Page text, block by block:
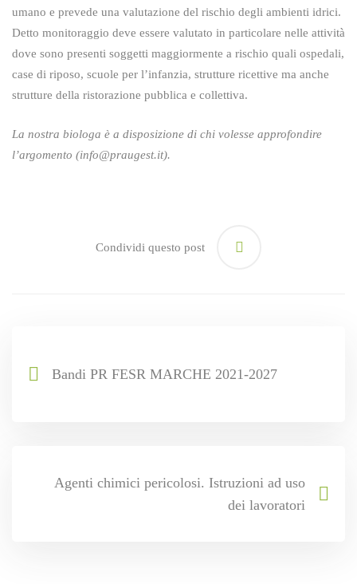
umano e prevede una valutazione del rischio degli ambienti idrici.
Detto monitoraggio deve essere valutato in particolare nelle attività
dove sono presenti soggetti maggiormente a rischio quali ospedali,
case di riposo, scuole per l’infanzia, strutture ricettive ma anche
strutture della ristorazione pubblica e collettiva.
La nostra biologa è a disposizione di chi volesse approfondire
l’argomento (info@praugest.it).
Condividi questo post
Bandi PR FESR MARCHE 2021-2027
Agenti chimici pericolosi. Istruzioni ad uso
dei lavoratori